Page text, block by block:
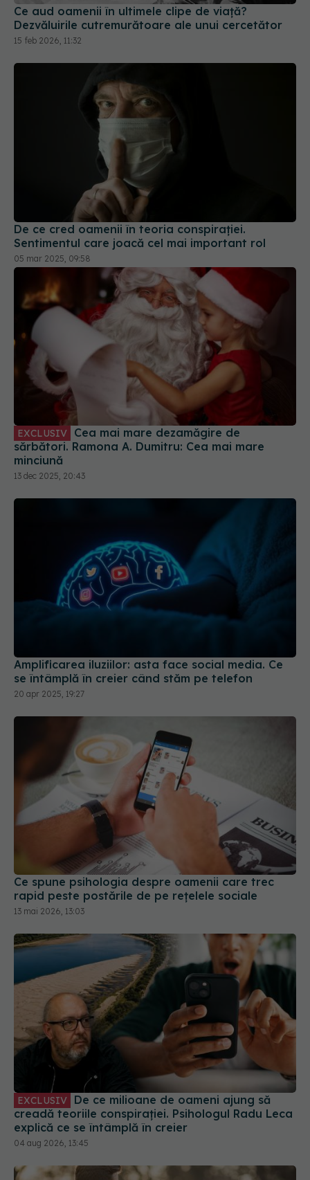
Ce aud oamenii în ultimele clipe de viață?
Dezvăluirile cutremurătoare ale unui cercetător
15 feb 2026, 11:32
De ce cred oamenii în teoria conspirației.
Sentimentul care joacă cel mai important rol
05 mar 2025, 09:58
EXCLUSIV
sărbători. Ramona A. Dumitru: Cea mai mare
minciună
13 dec 2025, 20:43
Amplificarea iluziilor: asta face social media. Ce
se întâmplă în creier când stăm pe telefon
20 apr 2025, 19:27
Ce spune psihologia despre oamenii care trec
rapid peste postările de pe rețelele sociale
13 mai 2026, 13:03
EXCLUSIV
creadă teoriile conspirației. Psihologul Radu Leca
explică ce se întâmplă în creier
04 aug 2026, 13:45